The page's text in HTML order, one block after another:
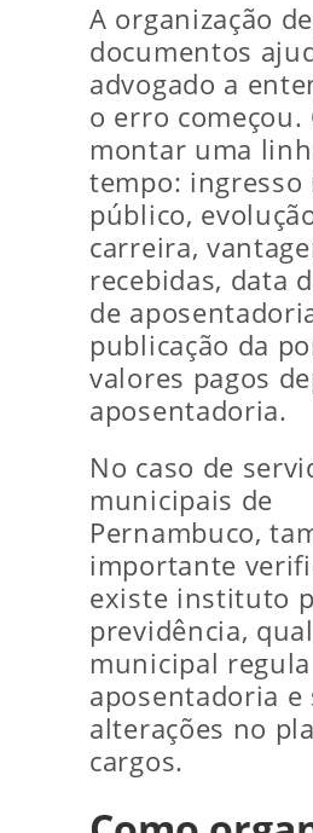
A organização
documentos
advogado a
o erro começou.
montar uma
tempo: ingresso
público,
carreira,
recebidas, data
de
publicação da
valores pagos
aposentadoria.
No caso de
municipais de
Pernambuco,
importante
existe instituto
previdência,
municipal
aposentadoria e
alterações no
cargos.